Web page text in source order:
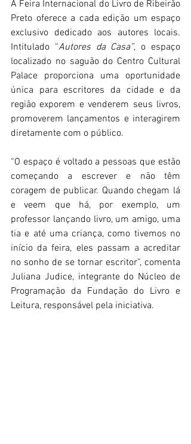
A Feira Internacional do Livro de Ribeirão
Preto oferece a cada edição um espaço
exclusivo dedicado aos autores locais.
Intitulado “Autores da Casa”, o espaço
localizado no saguão do Centro Cultural
Palace proporciona uma oportunidade
única para escritores da cidade e da
região exporem e venderem seus livros,
promoverem lançamentos e interagirem
diretamente com o público.
“O espaço é voltado a pessoas que estão
começando a escrever e não têm
coragem de publicar. Quando chegam lá
e veem que há, por exemplo, um
professor lançando livro, um amigo, uma
tia e até uma criança, como tivemos no
início da feira, eles passam a acreditar
no sonho de se tornar escritor”, comenta
Juliana Judice, integrante do Núcleo de
Programação da Fundação do Livro e
Leitura, responsável pela iniciativa.